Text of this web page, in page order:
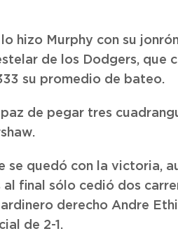
hizo Murphy con su
de los Dodgers, que
su promedio de bateo.
de pegar tres
se quedó con la victoria,
al final sólo cedió dos
derecho Andre
de 2-1.